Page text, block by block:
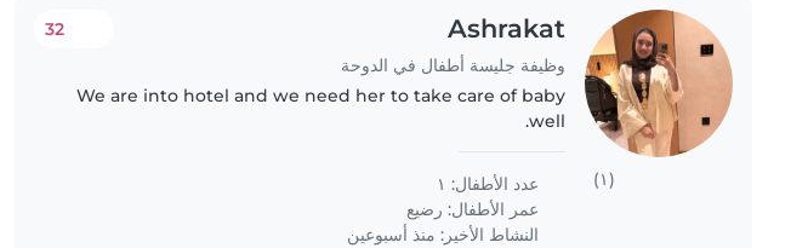
(١)
Ashrakat
وظيفة جليسة أطفال في الدوحة
32
We are into hotel and we need her to take care of baby
well.
عدد الأطفال: ١
عمر الأطفال: رضيع
النشاط الأخير: منذ أسبوعين